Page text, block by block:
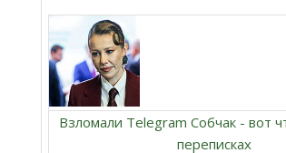
Взломали Telegram Собчак - вот
переписках